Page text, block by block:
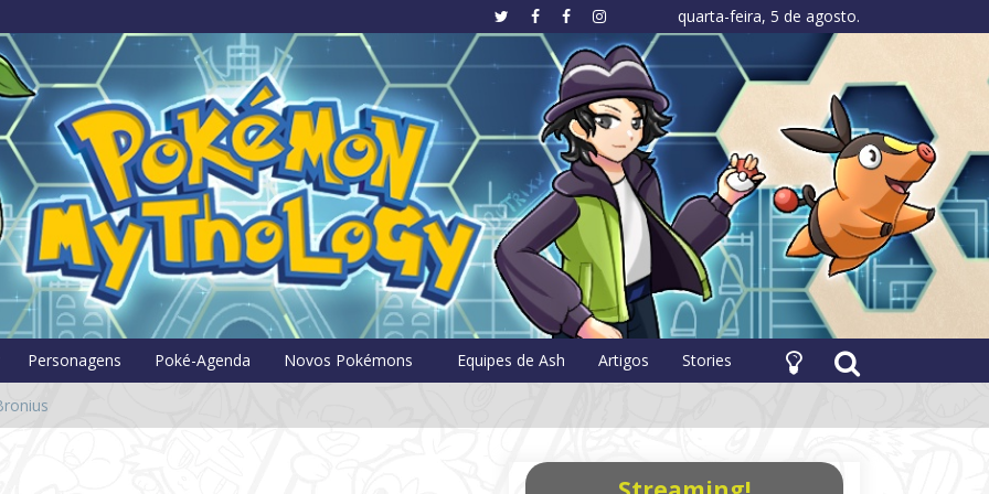
quarta-feira, 5 de agosto.
Pokémon Mythology
Personagens Poké-Agenda Novos Pokémons Equipes de Ash Artigos Stories